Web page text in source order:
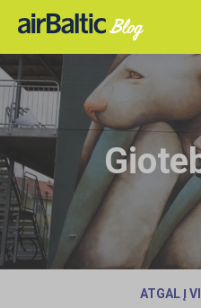
ATGAL Į